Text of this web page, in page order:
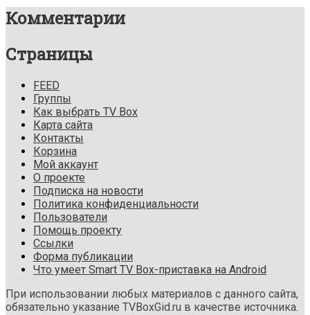
Комментарии
Страницы
FEED
Группы
Как выбрать TV Box
Карта сайта
Контакты
Корзина
Мой аккаунт
О проекте
Подписка на новости
Политика конфиденциальности
Пользователи
Помощь проекту
Ссылки
Форма публикации
Что умеет Smart TV Box-приставка на Android
При использовании любых материалов с данного сайта,
обязательно указание TVBoxGid.ru в качестве источника.